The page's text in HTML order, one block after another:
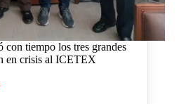
tiempo los tres grandes
en crisis al ICETEX